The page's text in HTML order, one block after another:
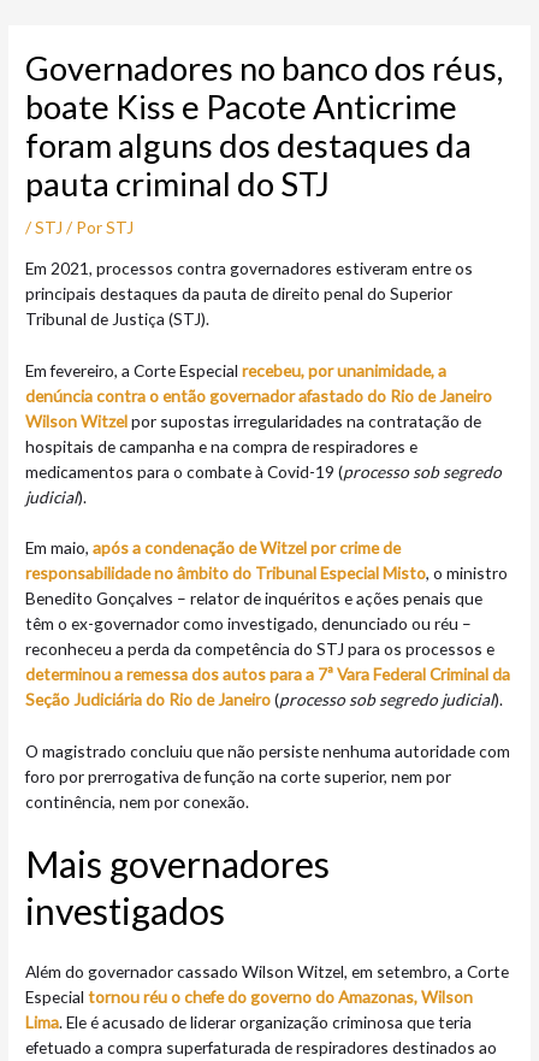
conteúdo
Governadores no banco dos réus,
boate Kiss e Pacote Anticrime
foram alguns dos destaques da
pauta criminal do STJ
/STJ / PorSTJ
Em 2021, processos contra governadores estiveram entre os
principais destaques da pauta de direito penal do Superior
Tribunal de Justiça (STJ).
Em fevereiro, a Corte Especial recebeu, por unanimidade, a
denúncia contra o então governador afastado do Rio de Janeiro
Wilson Witzelpor supostas irregularidades na contratação de
hospitais de campanha e na compra de respiradores e
medicamentos para o combate à Covid-19 (processo sob segredo
judicial).
Em maio,após a condenação de Witzel por crime de
responsabilidade no âmbito do Tribunal Especial Misto, o ministro
Benedito Gonçalves – relator de inquéritos e ações penais que
têm o ex-governador como investigado, denunciado ou réu –
reconheceu a perda da competência do STJ para os processos e
determinou a remessa dos autos para a 7ª Vara Federal Criminal da
Seção Judiciária do Rio de Janeiro(processo sob segredo judicial).
O magistrado concluiu que não persiste nenhuma autoridade com
foro por prerrogativa de função na corte superior, nem por
continência, nem por conexão.
Mais governadores
investigados
Além do governador cassado Wilson Witzel, em setembro, a Corte
Especial tornou réu o chefe do governo do Amazonas, Wilson
Lima. Ele é acusado de liderar organização criminosa que teria
efetuado a compra superfaturada de respiradores destinados ao